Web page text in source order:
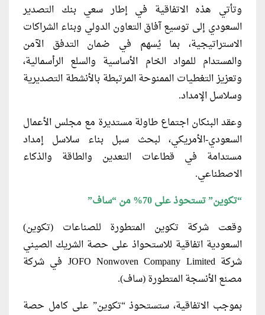
وتأتي هذه الاتفاقية في إطار سعي بنك التصدير
السعودي إلى توسيع آفاق التعاون الدولي وبناء الشراكات
الاستراتيجية، بما يُسهم في ضمان التدفق الآمن
والمستدام للمواد الخام الأساسية والسلع الرأسمالية،
وتعزيز التغطيات الممنوحة المرتبطة بالأنشطة التصديرية
وسلاسل الإمداد.
وعقد البنكان اجتماع طاولة مستديرة مع مجلس الأعمال
السعودي-الأمريكي، لبحث سبل بناء سلاسل إمداد
مستدامة في قطاعات التعدين والطاقة والذكاء
الاصطناعي.
“تكوين” تستحوذ على 70% من “ساف”
وقعت شركة تكوين المتطورة للصناعات (تكوين)
السعودية اتفاقية للاستحواذ على حصة الشريك الصيني
شركة JOFO Nonwoven Company Limited في شركة
مصنع الأنسجة المتطورة (ساف).
بموجب الاتفاقية، ستستحوذ “تكوين” على كامل حصة